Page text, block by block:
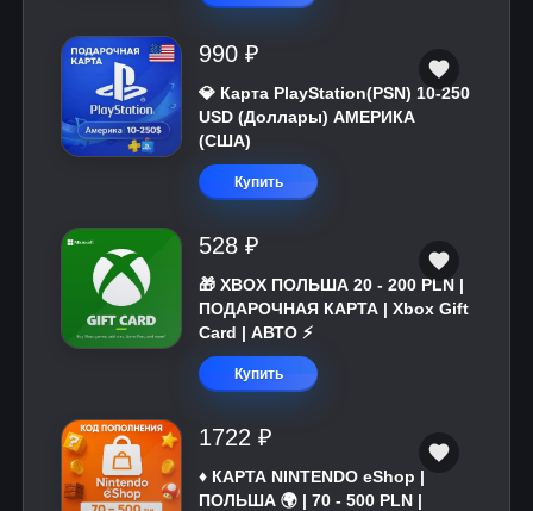
990 ₽
💎 Карта PlayStation(PSN) 10-250
USD (Доллары) АМЕРИКА
(США)
Купить
528 ₽
🎁 XBOX ПОЛЬША 20 - 200 PLN |
ПОДАРОЧНАЯ КАРТА | Xbox Gift
Card | АВТО ⚡
Купить
1722 ₽
♦️ КАРТА NINTENDO eShop |
ПОЛЬША 🌍 | 70 - 500 PLN |